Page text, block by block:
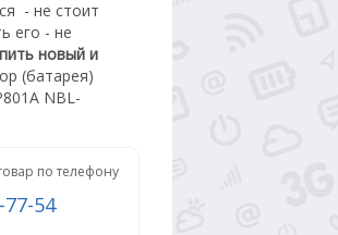
- не стоит
его - не
новый и
(батарея)
NBL-
по телефону
77-54